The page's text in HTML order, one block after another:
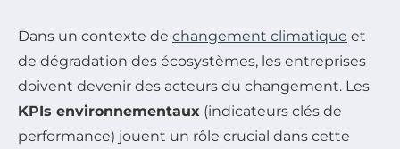
Dans un contexte de changement climatique et
de dégradation des écosystèmes, les entreprises
doivent devenir des acteurs du changement. Les
KPIs environnementaux (indicateurs clés de
performance) jouent un rôle crucial dans cette